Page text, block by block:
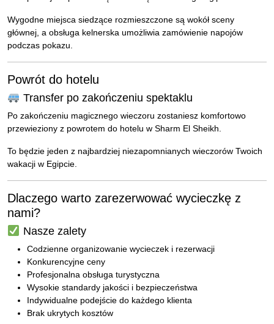
Wygodne miejsca siedzące rozmieszczone są wokół sceny
głównej, a obsługa kelnerska umożliwia zamówienie napojów
podczas pokazu.
Powrót do hotelu
Transfer po zakończeniu spektaklu
Po zakończeniu magicznego wieczoru zostaniesz komfortowo
przewieziony z powrotem do hotelu w Sharm El Sheikh.
To będzie jeden z najbardziej niezapomnianych wieczorów Twoich
wakacji w Egipcie.
Dlaczego warto zarezerwować wycieczkę z
nami?
Nasze zalety
Codzienne organizowanie wycieczek i rezerwacji
Konkurencyjne ceny
Profesjonalna obsługa turystyczna
Wysokie standardy jakości i bezpieczeństwa
Indywidualne podejście do każdego klienta
Brak ukrytych kosztów